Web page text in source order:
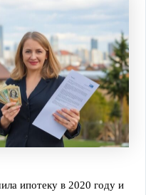
ипотеку в 2020 году и